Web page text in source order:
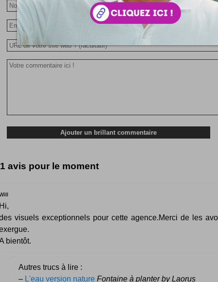
1 avis pour le moment
visuels exceptionnels pour cette agence.Merci de les
bientôt.
Autres trucs à lire :
– L'eau version nature Fontaine à planter by Laorus